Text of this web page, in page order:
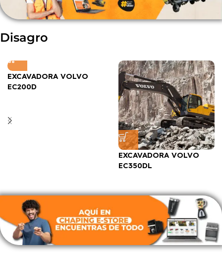
Disagro
EXCAVADORA VOLVO
EC200D
EXCAVADORA VOLVO
EC350DL